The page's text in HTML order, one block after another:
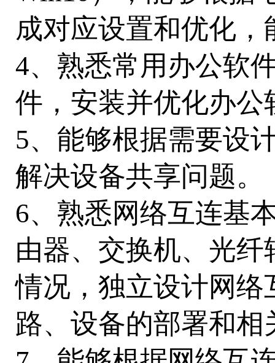
成对应设置和优化
4、熟悉常用办公软
件，安装并优化办公
5、能够根据需要设
解决设备共享问题。
6、熟悉网络互连基
由器、交换机、光
情况，独立设计网
路、设备的部署和相